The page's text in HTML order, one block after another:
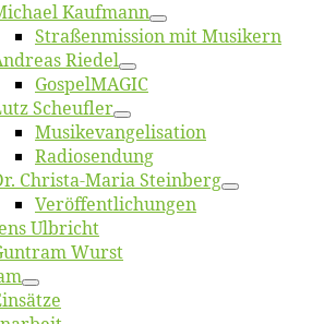
Kaufmann
Straßenmis­sion mit Musikern
Riedel
Gos­pel­MA­GIC
Scheuf­ler
Musikevan­ge­li­sa­tion
Ra­dio­sen­dung
Chris­­ta-Ma­ria Steinberg
Ver­öf­fent­li­chun­gen
Ulb­richt
Wurst